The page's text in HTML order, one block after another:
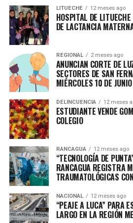
LITUECHE 12 meses ago
HOSPITAL DE
DE LACTANCIA
REGIONAL 2 meses ago
ANUNCIAN CORTE DE
SECTORES DE SAN
MIÉRCOLES 10 DE JUNIO
DELINCUENCIA 12 meses
ESTUDIANTE VENDE
COLEGIO
RANCAGUA 12 meses ago
“TECNOLOGÍA DE
RANCAGUA REGISTRA
TRAUMATOLÓGICAS
NACIONAL 12 meses ago
“PEAJE A LUCA” PARA
LARGO EN LA REGIÓN